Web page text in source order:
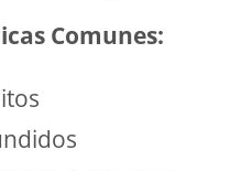
Comunes: